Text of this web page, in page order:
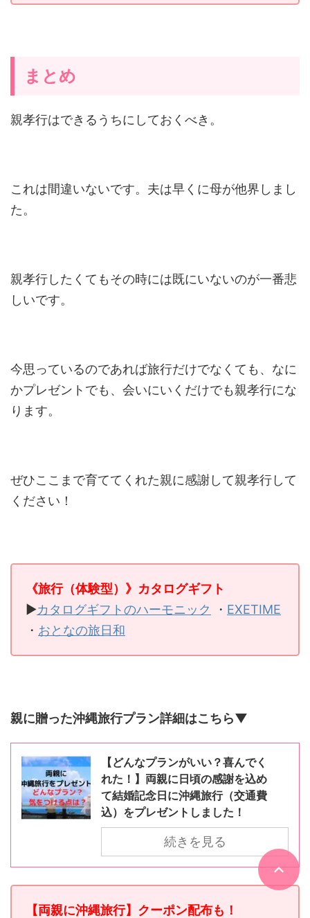
まとめ
親孝行はできるうちにしておくべき。
これは間違いないです。夫は早くに母が他界しまし
た。
親孝行したくてもその時には既にいないのが一番悲
しいです。
今思っているのであれば旅行だけでなくても、なに
かプレゼントでも、会いにいくだけでも親孝行にな
ります。
ぜひここまで育ててくれた親に感謝して親孝行して
ください！
《旅行（体験型）》カタログギフト
▶カタログギフトのハーモニック ・ EXETIME
・ おとなの旅日和
親に贈った沖縄旅行プラン詳細はこちら▼
【どんなプランがいい？喜んでく
れた！】両親に日頃の感謝を込め
て結婚記念日に沖縄旅行（交通費
込）をプレゼントしました！
続きを見る
【両親に沖縄旅行】クーポン配布も！